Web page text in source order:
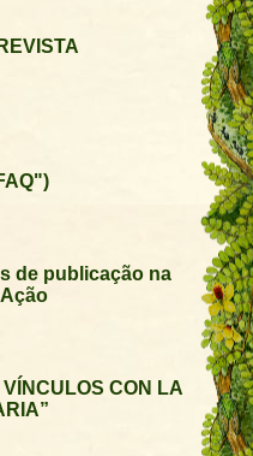
de publicação na
CON LA